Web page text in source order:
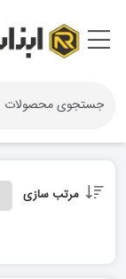
مرتب سازی